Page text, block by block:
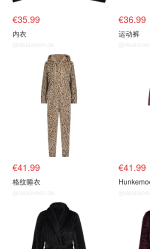
€35.99
内衣
@dealmoon.de
€36.99
运动裤
€41.99
格纹睡衣
@dealmoon.de
€41.99